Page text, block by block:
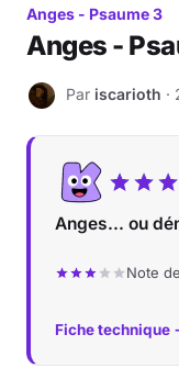
Anges - Psaume 3
Anges -
I Par iscarioth ·
Anges... ou
Note
Fiche technique